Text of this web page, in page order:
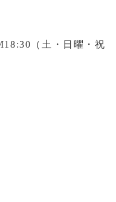
（土・日曜・祝